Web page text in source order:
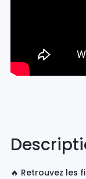
🔥 Retrouvez les